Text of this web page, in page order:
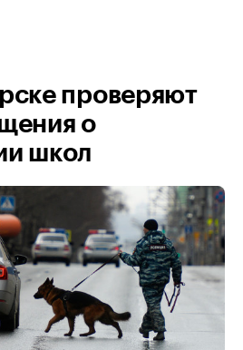
проверяют
о
школ